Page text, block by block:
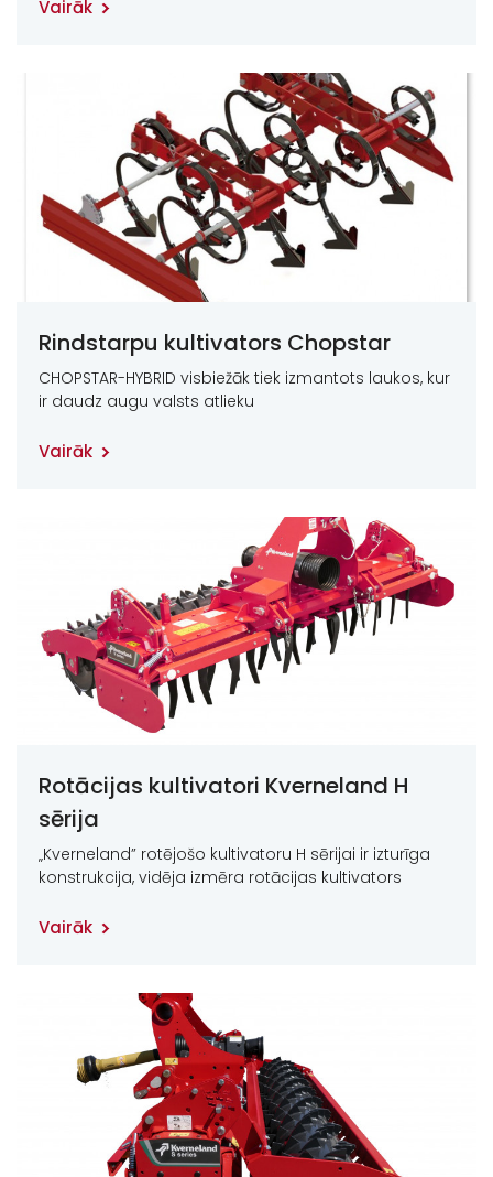
Vairāk
Rindstarpu kultivators Chopstar
CHOPSTAR-HYBRID visbiežāk tiek izmantots laukos, kur
ir daudz augu valsts atlieku
Vairāk
Rotācijas kultivatori Kverneland H
sērija
„Kverneland” rotējošo kultivatoru H sērijai ir izturīga
konstrukcija, vidēja izmēra rotācijas kultivators
Vairāk